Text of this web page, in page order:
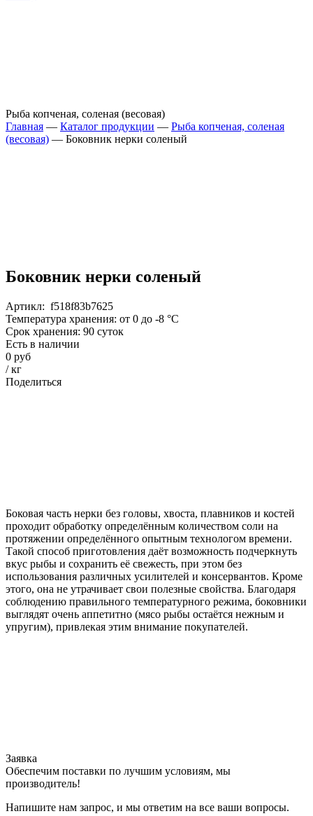
Рыба копченая, соленая (весовая)
Главная — Каталог продукции — Рыба копченая, соленая
(весовая) — Боковник нерки соленый
Боковник нерки соленый
Артикл: f518f83b7625
Температура хранения: от 0 до -8 °C
Срок хранения: 90 суток
Есть в наличии
0 руб
/кг
Поделиться
Боковая часть нерки без головы, хвоста, плавников и костей
проходит обработку определённым количеством соли на
протяжении определённого опытным технологом времени.
Такой способ приготовления даёт возможность подчеркнуть
вкус рыбы и сохранить её свежесть, при этом без
использования различных усилителей и консервантов. Кроме
этого, она не утрачивает свои полезные свойства. Благодаря
соблюдению правильного температурного режима, боковники
выглядят очень аппетитно (мясо рыбы остаётся нежным и
упругим), привлекая этим внимание покупателей.
Заявка
Обеспечим поставки по лучшим условиям, мы
производитель!
Напишите нам запрос, и мы ответим на все ваши вопросы.